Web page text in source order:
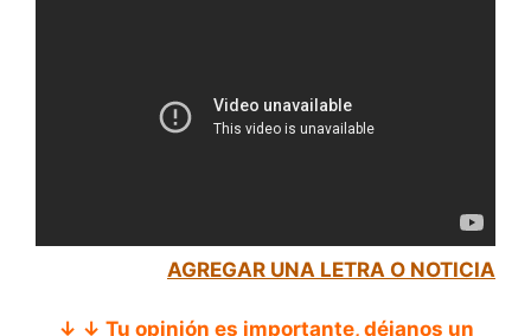
AGREGAR UNA LETRA O NOTICIA
↓ ↓ Tu opinión es importante, déjanos un